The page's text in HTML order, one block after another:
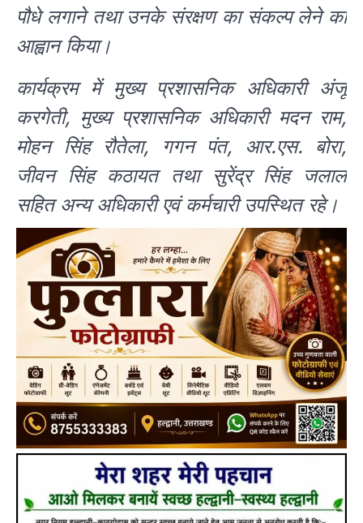
पौधे लगाने तथा उनके संरक्षण का संकल्प लेने का
आह्वान किया।
कार्यक्रम में मुख्य प्रशासनिक अधिकारी अंजू
करगेती, मुख्य प्रशासनिक अधिकारी मदन राम,
मोहन सिंह रौतेला, गगन पंत, आर.एस. बोरा,
जीवन सिंह कठायत तथा सुरेंद्र सिंह जलाल
सहित अन्य अधिकारी एवं कर्मचारी उपस्थित रहे।